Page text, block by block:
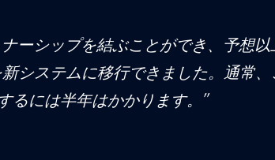
ーシップを結ぶことができ、予想以
システムに移行できました。通常、
るには半年はかかります。”